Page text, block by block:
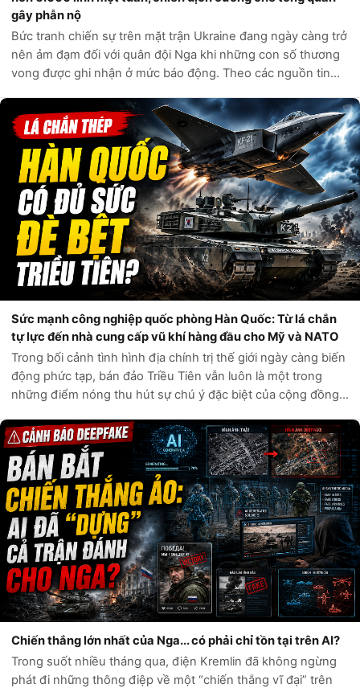
gây phẫn nộ
Bức tranh chiến sự trên mặt trận Ukraine đang ngày càng trở
nên ảm đạm đối với quân đội Nga khi những con số thương
vong được ghi nhận ở mức báo động. Theo các nguồn tin
vòng một tuần qua, q...
Sức mạnh công nghiệp quốc phòng Hàn Quốc: Từ lá chắn
tự lực đến nhà cung cấp vũ khí hàng đầu cho Mỹ và NATO
Trong bối cảnh tình hình địa chính trị thế giới ngày càng biến
động phức tạp, bán đảo Triều Tiên vẫn luôn là một trong
những điểm nóng thu hút sự chú ý đặc biệt của cộng đồng
các mối đe dọa t...
Chiến thắng lớn nhất của Nga... có phải chỉ tồn tại trên AI?
Trong suốt nhiều tháng qua, điện Kremlin đã không ngừng
phát đi những thông điệp về một “chiến thắng vĩ đại” trên